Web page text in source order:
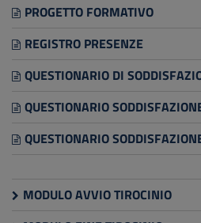
PROGETTO FORMATIVO
REGISTRO PRESENZE
QUESTIONARIO DI
QUESTIONARIO
QUESTIONARIO
MODULO AVVIO TIROCINIO